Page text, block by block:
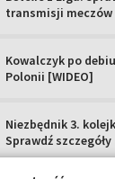
transmisji meczów
Kowalczyk po
Polonii [WIDEO]
Niezbędnik 3.
Sprawdź szczegóły